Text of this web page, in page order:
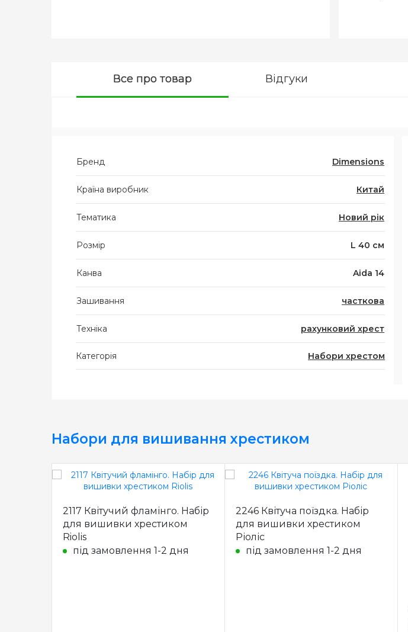
Все про товар Відгуки
Бренд Dimensions
Країна виробник Китай
Тематика Новий рік
Розмір L 40 см
Канва Aida 14
Зашивання часткова
Техніка рахунковий хрест
Категорія Набори хрестом
Набори для вишивання хрестиком
2117 Квітучий фламінго. Набір
для вишивки хрестиком
Riolis
під замовлення 1-2 дня
2246 Квітуча поїздка. Набір
для вишивки хрестиком
Ріоліс
під замовлення 1-2 дня